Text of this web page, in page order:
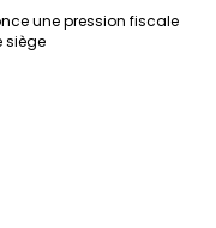
une pression fiscale
siège